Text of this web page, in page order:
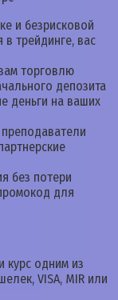
и безрисковой
трейдинге, вас
торговлю
депозита
деньги на ваших
без потери
для
курс одним из
VISA, MIR или